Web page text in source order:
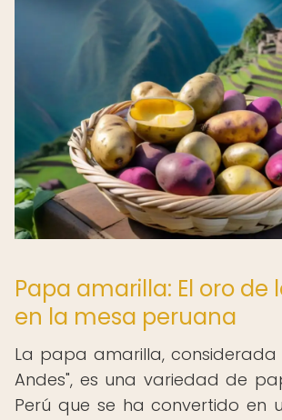
Papa amarilla: El oro de
en la mesa peruana
La papa amarilla, considerada
Andes", es una variedad de
Perú que se ha convertido en